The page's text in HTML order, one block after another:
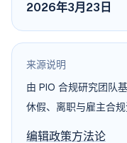
2026年3月23日
来源说明
由 PIO 合规研究团队
休假、离职与雇主合
编辑政策方法论